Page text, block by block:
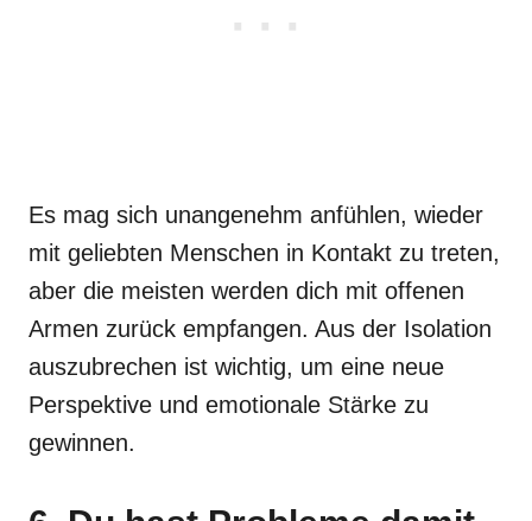
Es mag sich unangenehm anfühlen, wieder
mit geliebten Menschen in Kontakt zu treten,
aber die meisten werden dich mit offenen
Armen zurück empfangen. Aus der Isolation
auszubrechen ist wichtig, um eine neue
Perspektive und emotionale Stärke zu
gewinnen.